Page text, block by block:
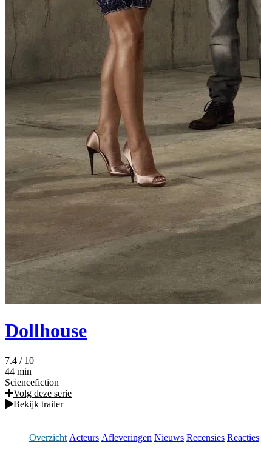
Dollhouse
7.4 / 10
44 min
Sciencefiction
Volg deze serie
Bekijk trailer
Overzicht Acteurs Afleveringen Nieuws Recensies Reacties